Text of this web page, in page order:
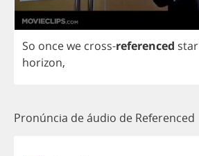
So oncewe cross-referenced star
horizon,
Pronúncia de áudio de Referenced